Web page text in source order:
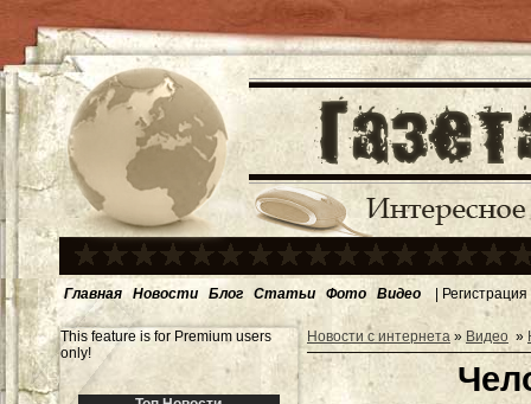
Главная Новости Блог Статьи Фото Видео | Регистрация
This feature is for Premium users
only!
Новости с интернета » Видео »